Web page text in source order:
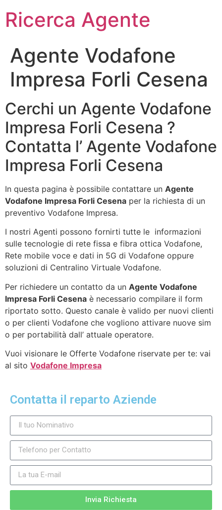
Ricerca Agente
Agente Vodafone
Impresa Forli Cesena
Cerchi un Agente Vodafone
Impresa Forli Cesena ?
Contatta l’ Agente Vodafone
Impresa Forli Cesena
In questa pagina è possibile contattare un Agente
Vodafone Impresa Forli Cesena per la richiesta di un
preventivo Vodafone Impresa.
I nostri Agenti possono fornirti tutte le informazioni
sulle tecnologie di rete fissa e fibra ottica Vodafone,
Rete mobile voce e dati in 5G di Vodafone oppure
soluzioni di Centralino Virtuale Vodafone.
Per richiedere un contatto da un Agente Vodafone
Impresa Forli Cesena è necessario compilare il form
riportato sotto. Questo canale è valido per nuovi clienti
o per clienti Vodafone che vogliono attivare nuove sim
o per portabilità dall’ attuale operatore.
Vuoi visionare le Offerte Vodafone riservate per te: vai
al sito Vodafone Impresa
Contatta il reparto Aziende
Invia Richiesta